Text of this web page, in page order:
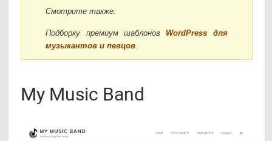
Смотрите также:
Подборку премиум шаблонов WordPress для
музыкантов и певцов
My Music Band